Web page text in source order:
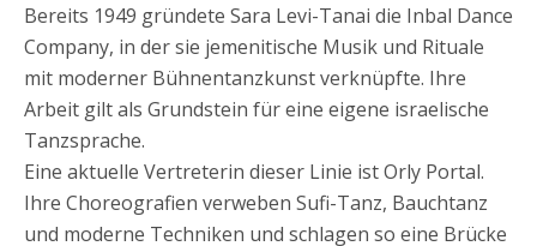
Bereits 1949 gründete Sara Levi-Tanai die Inbal Dance
Company, in der sie jemenitische Musik und Rituale
mit moderner Bühnentanzkunst verknüpfte. Ihre
Arbeit gilt als Grundstein für eine eigene israelische
Tanzsprache.
Eine aktuelle Vertreterin dieser Linie ist Orly Portal.
Ihre Choreografien verweben Sufi-Tanz, Bauchtanz
und moderne Techniken und schlagen so eine Brücke